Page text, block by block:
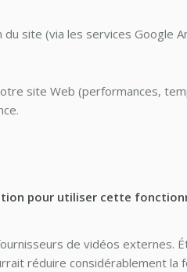
site (via les services Google
site Web (performances,
pour utiliser cette
de vidéos externes.
réduire considérablement la